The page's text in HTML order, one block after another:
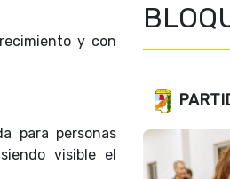
y con
para personas
visible el